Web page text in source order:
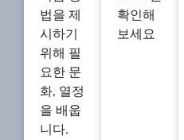
법을 제
시하기
위해 필
요한 문
화, 열정
을 배웁
니다.
확인해
보세요